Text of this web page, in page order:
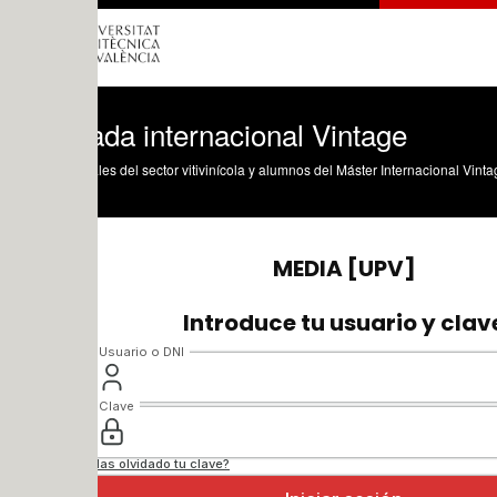
internacional Vintage